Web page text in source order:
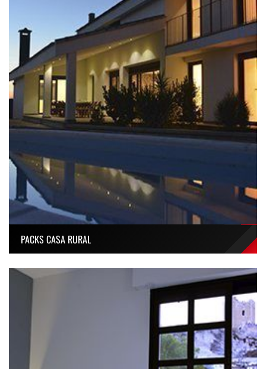
PACKS CASA RURAL